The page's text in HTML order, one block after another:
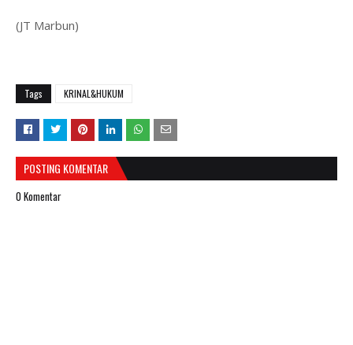
(JT Marbun)
Tags KRINAL&HUKUM
POSTING KOMENTAR
0 Komentar